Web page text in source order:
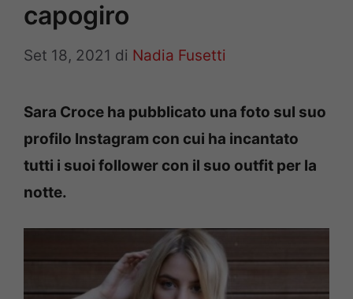
capogiro
Set 18, 2021 di Nadia Fusetti
Sara Croce ha pubblicato una foto sul suo
profilo Instagram con cui ha incantato
tutti i suoi follower con il suo outfit per la
notte.